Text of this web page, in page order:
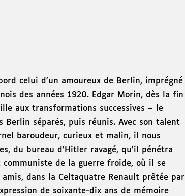
celui d'un amoureux de Berlin, imprégné
des années 1920. Edgar Morin, dès la fin
aux transformations successives – le
séparés, puis réunis. Avec son talent
baroudeur, curieux et malin, il nous
du bureau d'Hitler ravagé, qu'il pénétra
communiste de la guerre froide, où il se
dans la Celtaquatre Renault prêtée par
de soixante-dix ans de mémoire